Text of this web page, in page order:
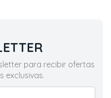
para recibir ofertas
exclusivas.